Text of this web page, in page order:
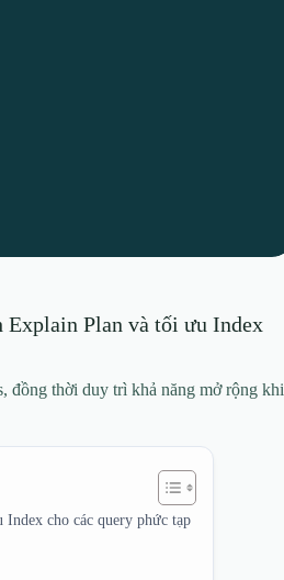
Explain Plan và tối ưu Index
đồng thời duy trì khả năng mở rộng khi
cho các query phức tạp